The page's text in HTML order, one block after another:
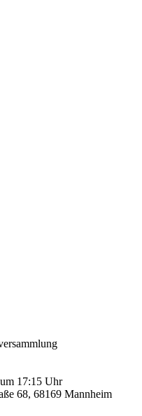
17:15 Uhr
68, 68169 Mannheim